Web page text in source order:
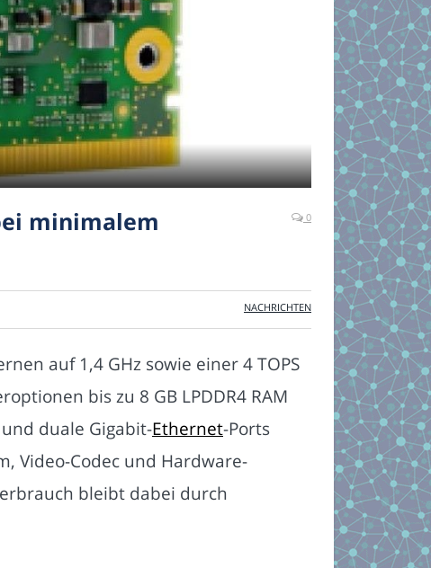
minimalem
0
NACHRICHTEN
auf 1,4 GHz sowie einer 4 TOPS
bis zu 8 GB LPDDR4 RAM
duale Gigabit-Ethernet-Ports
Video-Codec und Hardware-
bleibt dabei durch